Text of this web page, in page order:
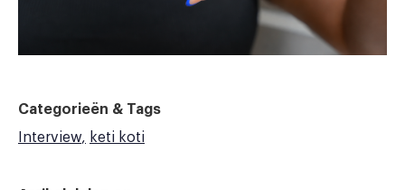
Categorieën & Tags
Interview
keti koti